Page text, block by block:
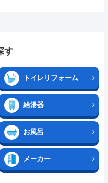
す
トイレリフォーム
給湯器
お風呂
メーカー